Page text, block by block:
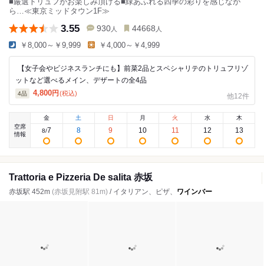
ら…≪東京ミッドタウン1F≫
3.55 930 人 44668 人
￥8,000～￥9,999 ￥4,000～￥4,999
【女子会やビジネスランチにも】前菜2品とスペシャリテのトリュフリゾ
ットなど選べるメイン、デザートの全4品
4品 4,800円 (税込) 他12件
空席
情報
金
8/7
土
8
日
9
月
10
火
11
水
12
木
13
Trattoria e Pizzeria De salita 赤坂
赤坂駅 452m (赤坂見附駅 81m) / イタリアン、ピザ、 ワインバー